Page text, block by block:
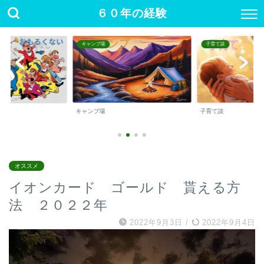
６０年の経験
キャンプ場
キャンプ場
子育て談
子育て談
オススメ
イオンカード ゴールド 貰える方
法 ２０２２年
2022年9月3日 / 2022年9月4日